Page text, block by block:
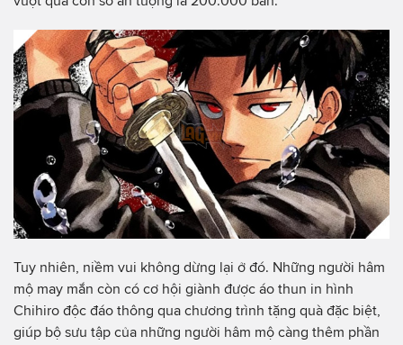
Tuy nhiên, niềm vui không dừng lại ở đó. Những người hâm
mộ may mắn còn có cơ hội giành được áo thun in hình
Chihiro độc đáo thông qua chương trình tặng quà đặc biệt,
giúp bộ sưu tập của những người hâm mộ càng thêm phần